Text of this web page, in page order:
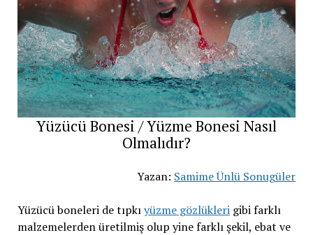
Yüzücü Bonesi / Yüzme Bonesi Nasıl
Olmalıdır?
Yazan: Samime Ünlü Sonugüler
Yüzücü boneleri de tıpkıyüzme gözlüklerigibi farklı
malzemelerden üretilmiş olup yine farklı şekil, ebat ve